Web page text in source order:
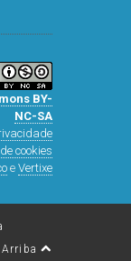
BY-
NC-SA
cookies
e Vertixe
Arriba